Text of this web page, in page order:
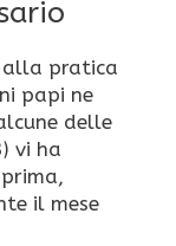
alla pratica
papi ne
delle
vi ha
il mese